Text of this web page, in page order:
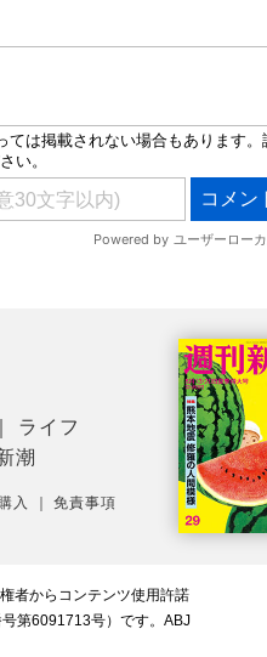
ライフ
潮
入 ｜免責事項
者からコンテンツ使用許諾
第6091713号）です。ABJ